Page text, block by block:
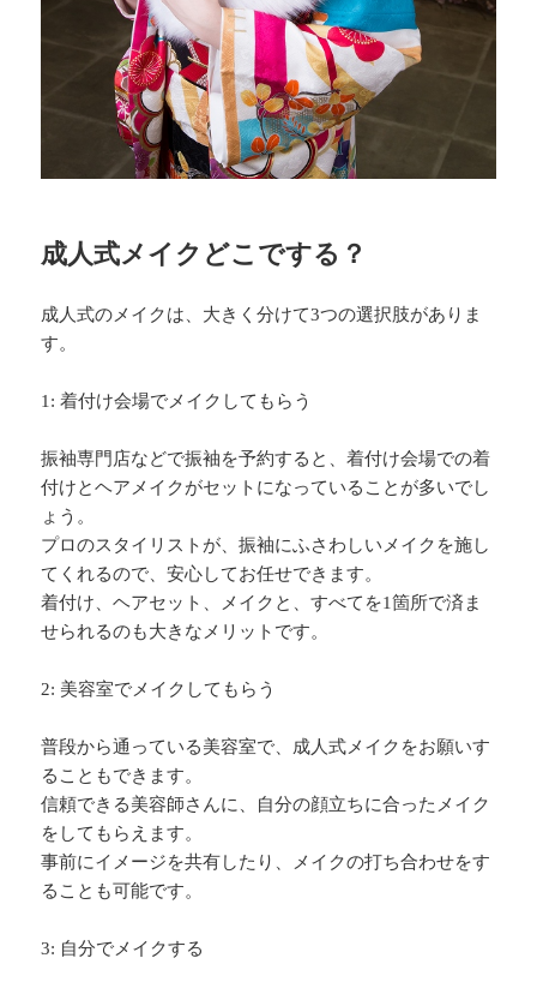
成人式メイクどこでする？
成人式のメイクは、大きく分けて3つの選択肢がありま
す。
1: 着付け会場でメイクしてもらう
振袖専門店などで振袖を予約すると、着付け会場での着
付けとヘアメイクがセットになっていることが多いでし
ょう。
プロのスタイリストが、振袖にふさわしいメイクを施し
てくれるので、安心してお任せできます。
着付け、ヘアセット、メイクと、すべてを1箇所で済ま
せられるのも大きなメリットです。
2: 美容室でメイクしてもらう
普段から通っている美容室で、成人式メイクをお願いす
ることもできます。
信頼できる美容師さんに、自分の顔立ちに合ったメイク
をしてもらえます。
事前にイメージを共有したり、メイクの打ち合わせをす
ることも可能です。
3: 自分でメイクする